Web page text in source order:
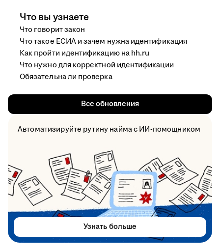
Что вы узнаете
Что говорит закон
Что такое ЕСИА и зачем нужна идентификация
Как пройти идентификацию на hh.ru
Что нужно для корректной идентификации
Обязательна ли проверка
Все обновления
Автоматизируйте рутину найма с ИИ-помощником
Узнать больше